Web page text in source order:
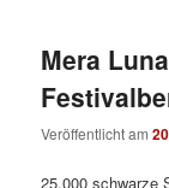
Mera
Veröffentlicht am
25.000 schwarze